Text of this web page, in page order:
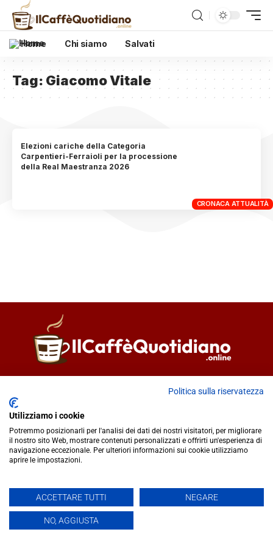
Home Chi siamo Salvati
Tag: Giacomo Vitale
CRONACA ATTUALITÀ
Elezioni cariche della Categoria
Carpentieri-Ferraioli per la processione
della Real Maestranza 2026
redazione@ilcaffequotidiano.online
C.F. 92076900858
Chi siamo
Privacy & Cookie Policy
IlCaffèQuotidiano.online è una testata giornalistica registrata
presso il Tribunale di Caltanissetta n.02/2024 del 17/07/2024 |
Realizzato da
Politica sulla riservatezza
Utilizziamo i cookie
Potremmo posizionarli per l'analisi dei dati dei nostri visitatori, per migliorare
il nostro sito Web, mostrare contenuti personalizzati e offrirti un'esperienza di
navigazione eccezionale. Per ulteriori informazioni sui cookie utilizziamo
aprire le impostazioni.
ACCETTARE TUTTI NEGARE
NO, AGGIUSTA